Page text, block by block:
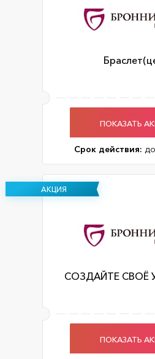
ПОКАЗАТЬ
Срок действия:
АКЦИЯ
СОЗДАЙТЕ СВОЁ
ПОКАЗАТЬ